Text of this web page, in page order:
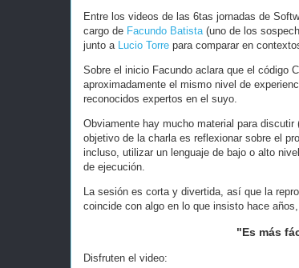
Entre los videos de las 6tas jornadas de
cargo de Facundo Batista(uno de los
junto a Lucio Torre para comparar en
Sobre el inicio Facundo aclara que el código
aproximadamente el mismo nivel de
reconocidos expertos en el suyo.
Obviamente hay mucho material para
objetivo de la charla es reflexionar sobre el
incluso, utilizar un lenguaje de bajo o alto
de ejecución.
La sesión es corta y divertida, así que la
coincide con algo en lo que insisto hace
"Es más
Disfruten el video: